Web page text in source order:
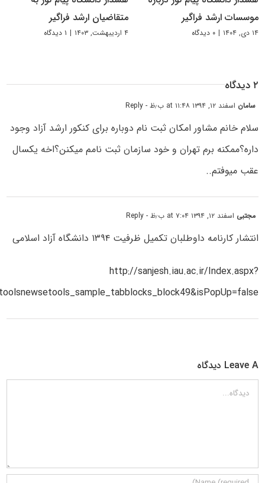
موسسات ارشد فراگیر
۱۴ دی, ۱۴۰۴ | ۰ دیدگاه
متقاضیان ارشد فراگیر
۴ اردیبهشت, ۱۴۰۳ | ۱ دیدگاه
۲ دیدگاه
سامان اسفند ۱۲, ۱۳۹۴ at ۱۱:۴۸ ب٫ظ - Reply
سلام خانم مشاور امکان ثبت نام دوباره برای کنکور ارشد آزاد وجود
داره؟ممکنه برم تهران و خود سازمان ثبت نامم میکنن؟اخه یکسال
عقب میوفتم..
مجتبی اسفند ۱۲, ۱۳۹۴ at ۷:۰۴ ب٫ظ - Reply
انتشار کارنامه داوطلبان تکمیل ظرفیت ۱۳۹۴ دانشگاه آزاد اسلامی
http://sanjesh.iau.ac.ir/Index.aspx?
Leave A دیدگاه
دیدگاه